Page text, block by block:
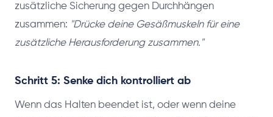
zusätzliche Sicherung gegen Durchhängen
zusammen: "Drücke deine Gesäßmuskeln für eine
zusätzliche Herausforderung zusammen."
Schritt 5: Senke dich kontrolliert ab
Wenn das Halten beendet ist, oder wenn deine